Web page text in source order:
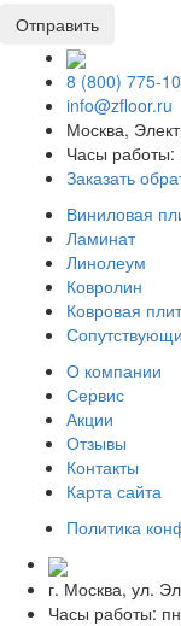
8 (800) 775-
info@zfloor.ru
Москва,
Часы работы:
Заказать
Виниловая
Ламинат
Линолеум
Ковролин
Ковровая
О компании
Сервис
Акции
Отзывы
Контакты
Карта сайта
Политика
г. Москва, ул.
Часы работы: